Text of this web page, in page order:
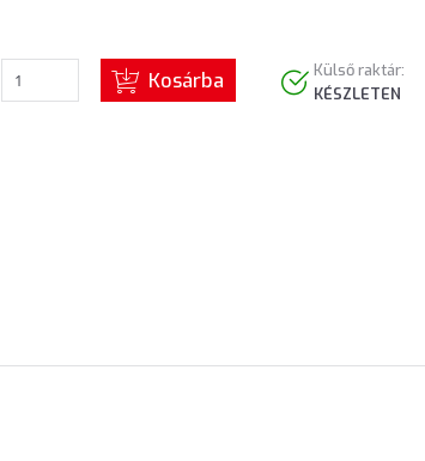
Kosárba
Külső raktár:
KÉSZLETEN